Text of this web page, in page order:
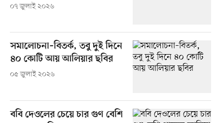
০৭ জুলাই ২০২৬
সমালোচনা–বিতর্ক, তবু দুই দিনে
৪০ কোটি আয় আলিয়ার ছবির
০৫ জুলাই ২০২৬
ববি দেওলের চেয়ে চার গুণ বেশি